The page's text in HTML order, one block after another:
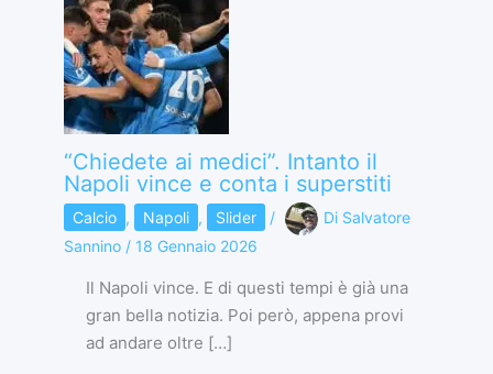
“Chiedete ai medici”. Intanto il
Napoli vince e conta i superstiti
Calcio , Napoli , Slider / Di Salvatore
Sannino / 18 Gennaio 2026
Il Napoli vince. E di questi tempi è già una
gran bella notizia. Poi però, appena provi
ad andare oltre […]